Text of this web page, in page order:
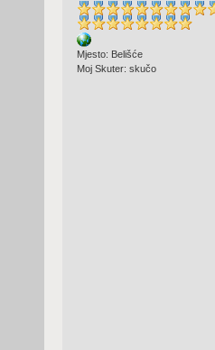
Mjesto: Belišće
Moj Skuter: skučo